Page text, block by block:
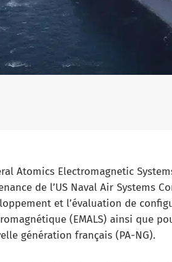
Atomics Electromagnetic
de l’US Naval Air Systems
et l’évaluation de
(EMALS) ainsi que
génération français (PA-NG).